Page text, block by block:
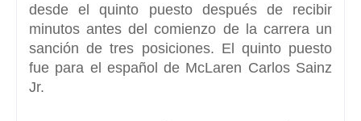
desde el quinto puesto después de recibir
minutos antes del comienzo de la carrera un
sanción de tres posiciones. El quinto puesto
fue para el español de McLaren Carlos Sainz
Jr.